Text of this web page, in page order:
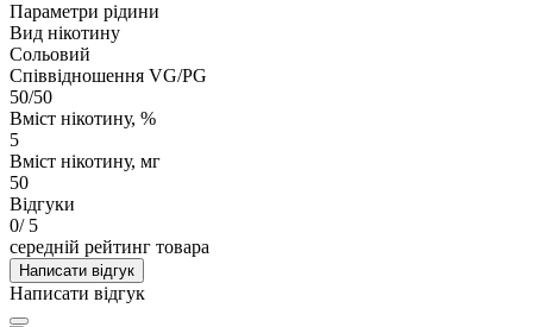
Параметри рідини
Вид нікотину
Сольовий
Співвідношення VG/PG
50/50
Вміст нікотину, %
5
Вміст нікотину, мг
50
Відгуки
0/ 5
середній рейтинг товара
Написати відгук
Написати відгук